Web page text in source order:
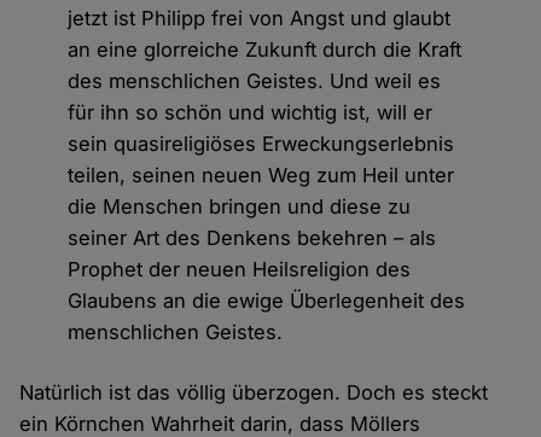
jetzt ist Philipp frei von Angst und glaubt
an eine glorreiche Zukunft durch die Kraft
des menschlichen Geistes. Und weil es
für ihn so schön und wichtig ist, will er
sein quasireligiöses Erweckungserlebnis
teilen, seinen neuen Weg zum Heil unter
die Menschen bringen und diese zu
seiner Art des Denkens bekehren – als
Prophet der neuen Heilsreligion des
Glaubens an die ewige Überlegenheit des
menschlichen Geistes.
Natürlich ist das völlig überzogen. Doch es steckt
ein Körnchen Wahrheit darin, dass Möllers